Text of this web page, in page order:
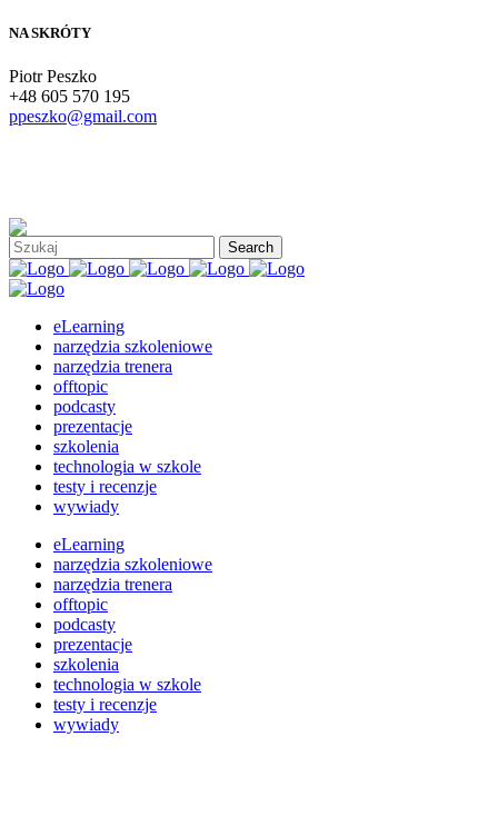
NA SKRÓTY
Piotr Peszko
+48 605 570 195
ppeszko@gmail.com
eLearning
narzędzia szkoleniowe
narzędzia trenera
offtopic
podcasty
prezentacje
szkolenia
technologia w szkole
testy i recenzje
wywiady
eLearning
narzędzia szkoleniowe
narzędzia trenera
offtopic
podcasty
prezentacje
szkolenia
technologia w szkole
testy i recenzje
wywiady